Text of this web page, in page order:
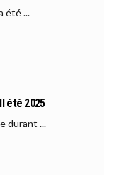
été ...
été 2025
durant ...